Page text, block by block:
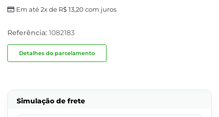
Em até 2x de R$13,20 com juros
Referência: 1082183
Detalhes do parcelamento
Simulação de frete